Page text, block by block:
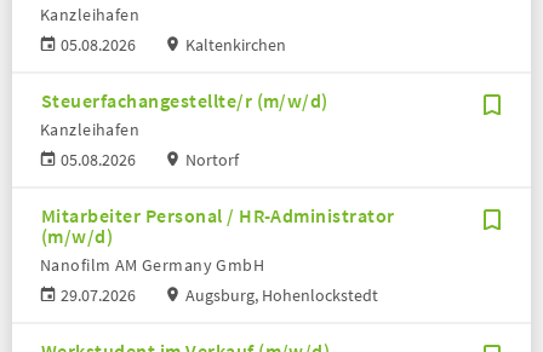
05.08.2026
Kanzleihafen
Kaltenkirchen
Steuerfachangestellte/r (m/w/d)
05.08.2026
Kanzleihafen
Nortorf
Mitarbeiter Personal / HR-Administrator
(m/w/d)
29.07.2026
Nanofilm AM Germany GmbH
Augsburg, Hohenlockstedt